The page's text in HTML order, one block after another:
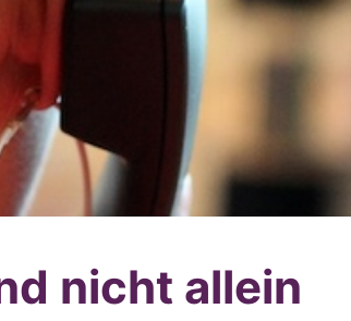
nicht allein